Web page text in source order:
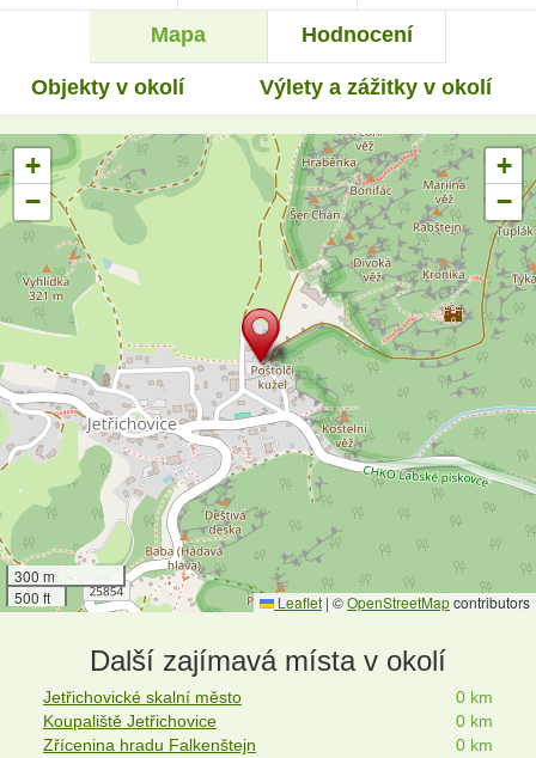
Mapa Hodnocení
Objekty v okolí Výlety a zážitky v okolí
+
−
+
−
300 m
500 ft
Leaflet | ©OpenStreetMapcontributors
Další zajímavá místa v okolí
Jetřichovické skalní město
0 km
Koupaliště Jetřichovice
0 km
Zřícenina hradu Falkenštejn
0 km